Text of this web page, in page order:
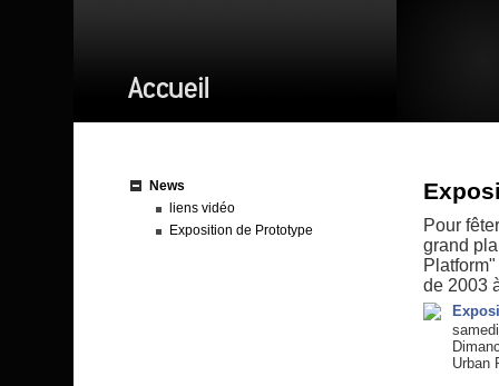
News
liens vidéo
Exposition de Prototype
Pour
grand
de 2003
Urban